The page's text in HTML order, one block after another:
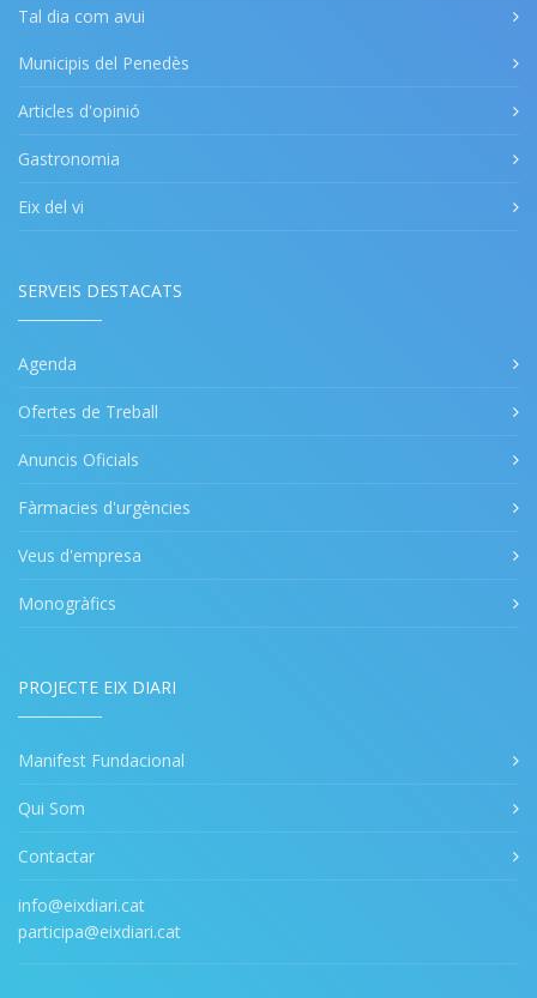
Tal dia com avui
Municipis del Penedès
Articles d'opinió
Gastronomia
Eix del vi
SERVEIS DESTACATS
Agenda
Ofertes de Treball
Anuncis Oficials
Fàrmacies d'urgències
Veus d'empresa
Monogràfics
PROJECTE EIX DIARI
Manifest Fundacional
Qui Som
Contactar
info@eixdiari.cat
participa@eixdiari.cat